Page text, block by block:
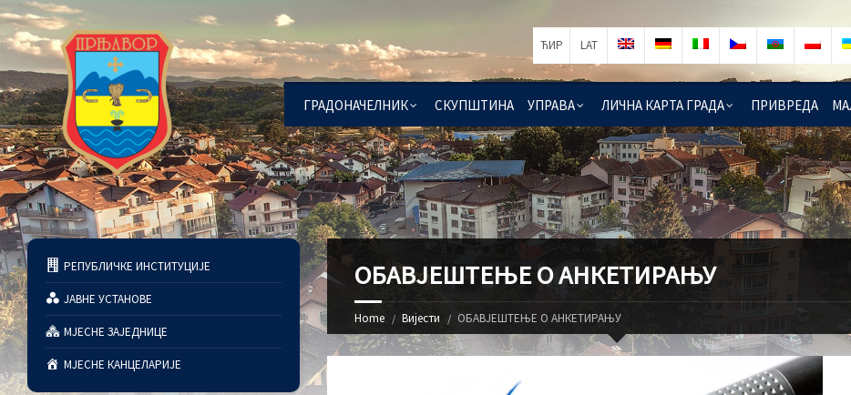
ГРАДОНАЧЕЛНИК СКУПШТИНА УПРАВА ЛИЧНА КАРТА ГРАДА ПРИВРЕДА
ЋИР LAT
OБАВЈЕШТЕЊЕ О АНКЕТИРАЊУ
Home Вијести OБАВЈЕШТЕЊЕ О АНКЕТИРАЊУ
РЕПУБЛИЧКЕ ИНСТИТУЦИЈЕ
ЈАВНЕ УСТАНОВЕ
МЈЕСНЕ ЗАЈЕДНИЦЕ
МЈЕСНЕ КАНЦЕЛАРИЈЕ